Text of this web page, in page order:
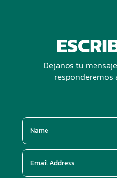
Dejanos tu
responderemos